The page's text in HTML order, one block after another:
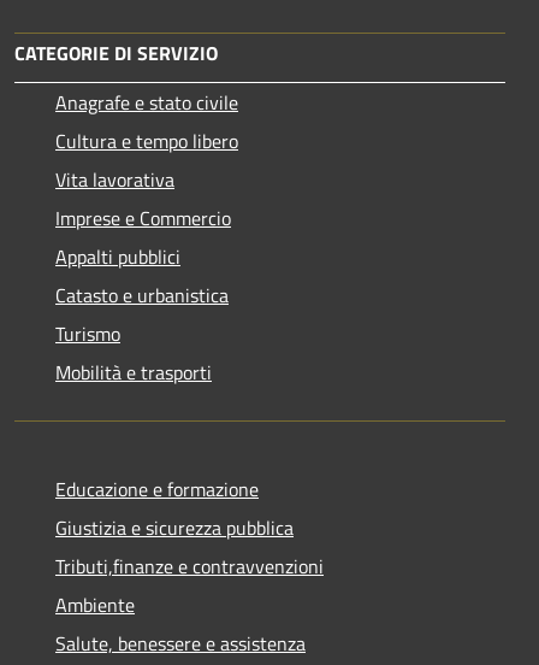
CATEGORIE DI SERVIZIO
Anagrafe e stato civile
Cultura e tempo libero
Vita lavorativa
Imprese e Commercio
Appalti pubblici
Catasto e urbanistica
Turismo
Mobilità e trasporti
Educazione e formazione
Giustizia e sicurezza pubblica
Tributi,finanze e contravvenzioni
Ambiente
Salute, benessere e assistenza